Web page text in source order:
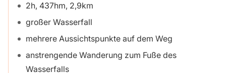
2h, 437hm, 2,9km
großer Wasserfall
mehrere Aussichtspunkte auf dem Weg
anstrengende Wanderung zum Fuße des
Wasserfalls